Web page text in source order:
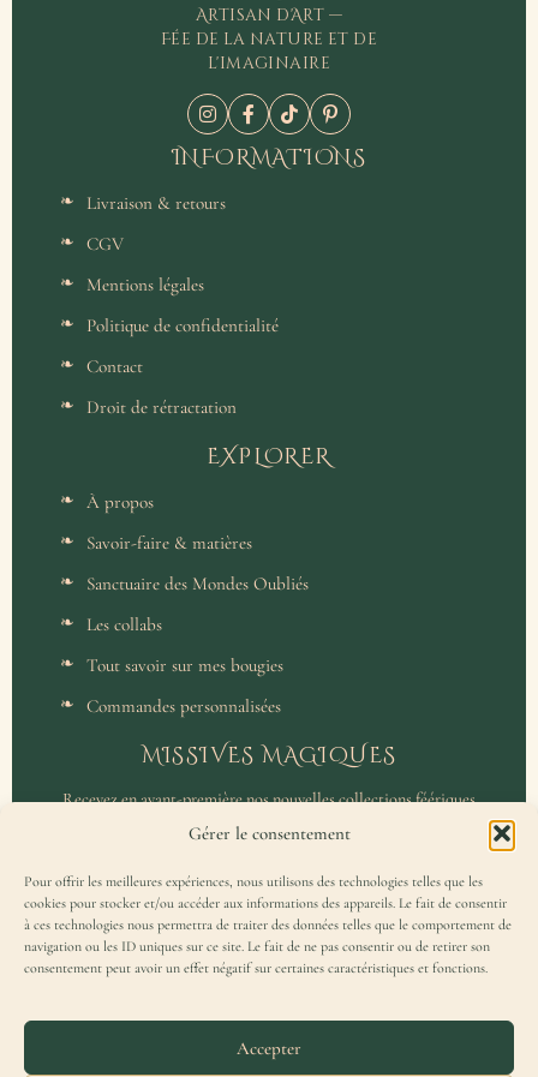
Gérer le consentement
Pour offrir les meilleures expériences, nous utilisons des technologies telles que les
cookies pour stocker et/ou accéder aux informations des appareils. Le fait de consentir
à ces technologies nous permettra de traiter des données telles que le comportement de
navigation ou les ID uniques sur ce site. Le fait de ne pas consentir ou de retirer son
consentement peut avoir un effet négatif sur certaines caractéristiques et fonctions.
Accepter
Artisan d'Art —
Fée de la nature et de
l'imaginaire
INFORMATIONS
Livraison & retours
CGV
Mentions légales
Politique de confidentialité
Contact
Droit de rétractation
EXPLORER
À propos
Savoir-faire & matières
Sanctuaire des Mondes Oubliés
Les collabs
Tout savoir sur mes bougies
Commandes personnalisées
MISSIVES MAGIQUES
Recevez en avant-première nos nouvelles collections féériques
et un accès privilégié aux coulisses de l'atelier.
J'accepte de recevoir la Missive Magique et j'ai lu lapolitique de